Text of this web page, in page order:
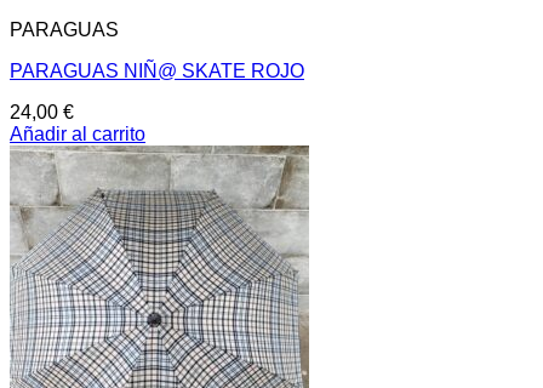
PARAGUAS
PARAGUAS NIÑ@ SKATE ROJO
24,00 €
Añadir al carrito